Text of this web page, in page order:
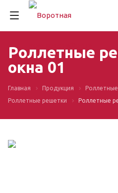
Роллетные
окна 01
Главная Продукция
Роллетные решетки
Роллетные